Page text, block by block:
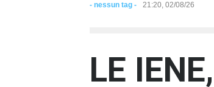
- nessun tag - 21:20, 02/08/26
LE